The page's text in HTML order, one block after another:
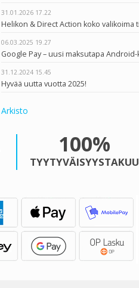
31.01.2026 17.22
06.03.2025 19.27
31.12.2024 15.45
Hyvää uutta vuotta 2025!
Arkisto
100%
TYYTYVÄISYYSTAKUU